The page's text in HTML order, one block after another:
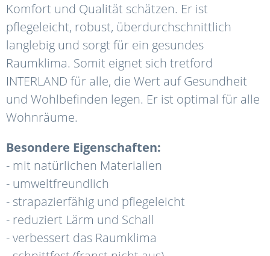
Komfort und Qualität schätzen. Er ist
pflegeleicht, robust, überdurchschnittlich
langlebig und sorgt für ein gesundes
Raumklima. Somit eignet sich tretford
INTERLAND für alle, die Wert auf Gesundheit
und Wohlbefinden legen. Er ist optimal für alle
Wohnräume.
Besondere Eigenschaften:
- mit natürlichen Materialien
- umweltfreundlich
- strapazierfähig und pflegeleicht
- reduziert Lärm und Schall
- verbessert das Raumklima